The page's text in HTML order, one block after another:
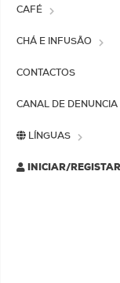
CAFÉ
CHÁ E INFUSÃO
CONTACTOS
CANAL DE DENUNCIA
LÍNGUAS
INICIAR/REGISTAR